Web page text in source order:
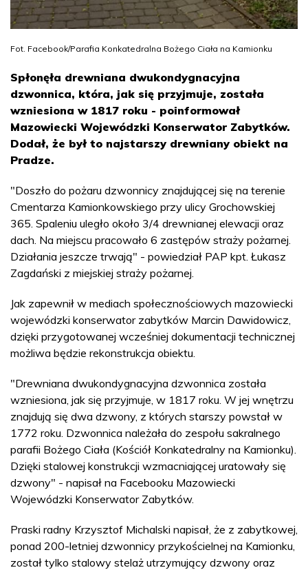
Fot. Facebook/Parafia Konkatedralna Bożego Ciała na Kamionku
Spłonęła drewniana dwukondygnacyjna
dzwonnica, która, jak się przyjmuje, została
wzniesiona w 1817 roku - poinformował
Mazowiecki Wojewódzki Konserwator Zabytków.
Dodał, że był to najstarszy drewniany obiekt na
Pradze.
"Doszło do pożaru dzwonnicy znajdującej się na terenie
Cmentarza Kamionkowskiego przy ulicy Grochowskiej
365. Spaleniu uległo około 3/4 drewnianej elewacji oraz
dach. Na miejscu pracowało 6 zastępów straży pożarnej.
Działania jeszcze trwają" - powiedział PAP kpt. Łukasz
Zagdański z miejskiej straży pożarnej.
Jak zapewnił w mediach społecznościowych mazowiecki
wojewódzki konserwator zabytków Marcin Dawidowicz,
dzięki przygotowanej wcześniej dokumentacji technicznej
możliwa będzie rekonstrukcja obiektu.
"Drewniana dwukondygnacyjna dzwonnica została
wzniesiona, jak się przyjmuje, w 1817 roku. W jej wnętrzu
znajdują się dwa dzwony, z których starszy powstał w
1772 roku. Dzwonnica należała do zespołu sakralnego
parafii Bożego Ciała (Kościół Konkatedralny na Kamionku).
Dzięki stalowej konstrukcji wzmacniającej uratowały się
dzwony" - napisał na Facebooku Mazowiecki
Wojewódzki Konserwator Zabytków.
Praski radny Krzysztof Michalski napisał, że z zabytkowej,
ponad 200-letniej dzwonnicy przykościelnej na Kamionku,
został tylko stalowy stelaż utrzymujący dzwony oraz